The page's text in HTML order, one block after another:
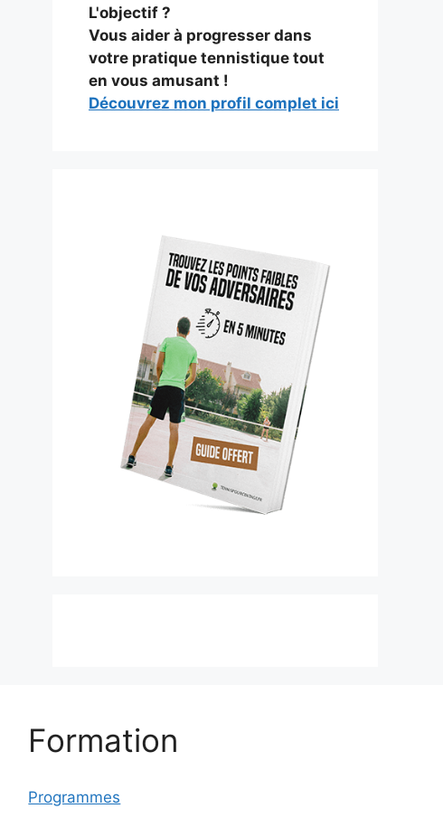
L'objectif ?
Vous aider à progresser dans
votre pratique tennistique tout
en vous amusant !
Découvrez mon profil complet ici
Formation
Programmes